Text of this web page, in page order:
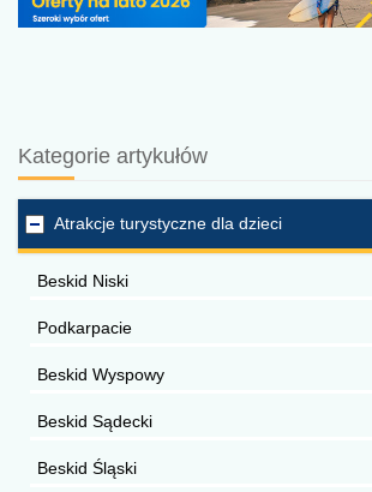
Kategorie artykułów
Atrakcje turystyczne dla dzieci
Beskid Niski
Podkarpacie
Beskid Wyspowy
Beskid Sądecki
Beskid Śląski